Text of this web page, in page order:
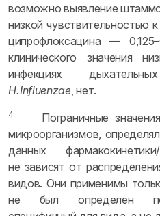
возможно выявление
низкой
ципрофлоксацина —
клинического значения
инфекциях
H. Influenzae, нет.
4 Пограничные
микроорганизмов,
данных
не зависят от
видов. Они применимы
не был определен